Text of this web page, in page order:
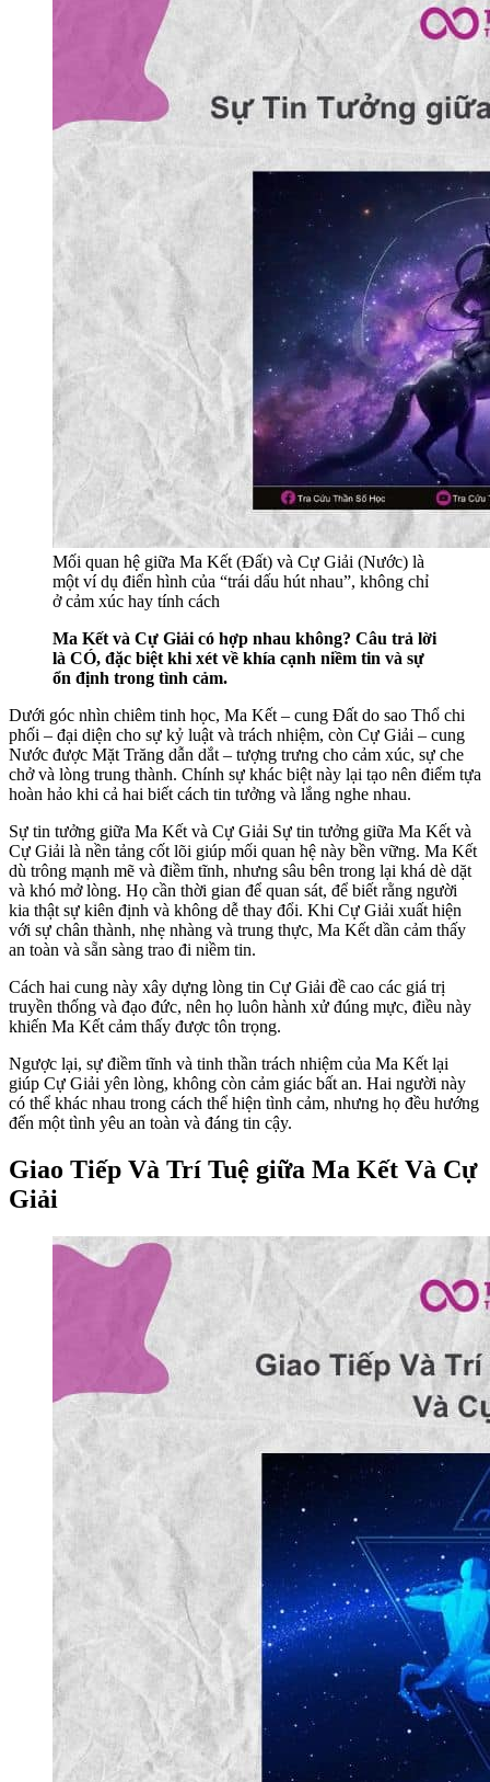
Mối quan hệ giữa Ma Kết (Đất) và Cự Giải (Nước) là
một ví dụ điển hình của “trái dấu hút nhau”, không chỉ
ở cảm xúc hay tính cách
Ma Kết và Cự Giải có hợp nhau không? Câu trả lời
là CÓ, đặc biệt khi xét về khía cạnh niềm tin và sự
ổn định trong tình cảm.
Dưới góc nhìn chiêm tinh học, Ma Kết – cung Đất do sao Thổ chi
phối – đại diện cho sự kỷ luật và trách nhiệm, còn Cự Giải – cung
Nước được Mặt Trăng dẫn dắt – tượng trưng cho cảm xúc, sự che
chở và lòng trung thành. Chính sự khác biệt này lại tạo nên điểm tựa
hoàn hảo khi cả hai biết cách tin tưởng và lắng nghe nhau.
Sự tin tưởng giữa Ma Kết và Cự Giải Sự tin tưởng giữa Ma Kết và
Cự Giải là nền tảng cốt lõi giúp mối quan hệ này bền vững. Ma Kết
dù trông mạnh mẽ và điềm tĩnh, nhưng sâu bên trong lại khá dè dặt
và khó mở lòng. Họ cần thời gian để quan sát, để biết rằng người
kia thật sự kiên định và không dễ thay đổi. Khi Cự Giải xuất hiện
với sự chân thành, nhẹ nhàng và trung thực, Ma Kết dần cảm thấy
an toàn và sẵn sàng trao đi niềm tin.
Cách hai cung này xây dựng lòng tin Cự Giải đề cao các giá trị
truyền thống và đạo đức, nên họ luôn hành xử đúng mực, điều này
khiến Ma Kết cảm thấy được tôn trọng.
Ngược lại, sự điềm tĩnh và tinh thần trách nhiệm của Ma Kết lại
giúp Cự Giải yên lòng, không còn cảm giác bất an. Hai người này
có thể khác nhau trong cách thể hiện tình cảm, nhưng họ đều hướng
đến một tình yêu an toàn và đáng tin cậy.
Giao Tiếp Và Trí Tuệ giữa Ma Kết Và Cự
Giải